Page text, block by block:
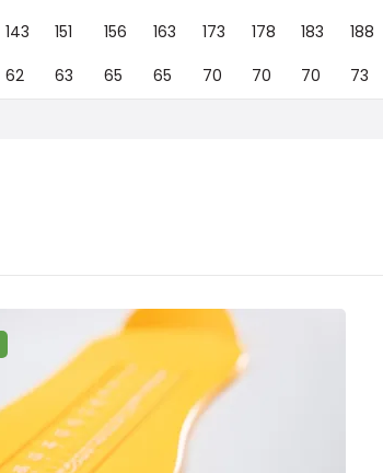
143 151 156 163 173 178 183 188
62 63 65 65 70 70 70 73